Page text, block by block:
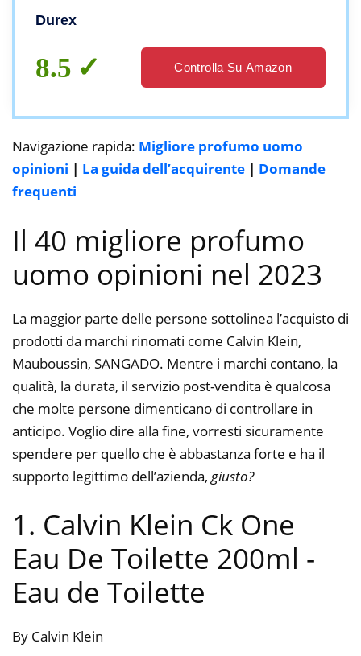
Durex
8.5 Controlla Su Amazon
Navigazione rapida: Migliore profumo uomo
opinioni | La guida dell’acquirente | Domande
frequenti
Il 40 migliore profumo
uomo opinioni nel 2023
La maggior parte delle persone sottolinea l’acquisto di
prodotti da marchi rinomati come Calvin Klein,
Mauboussin, SANGADO. Mentre i marchi contano, la
qualità, la durata, il servizio post-vendita è qualcosa
che molte persone dimenticano di controllare in
anticipo. Voglio dire alla fine, vorresti sicuramente
spendere per quello che è abbastanza forte e ha il
supporto legittimo dell’azienda, giusto?
1. Calvin Klein Ck One
Eau De Toilette 200ml -
Eau de Toilette
By Calvin Klein